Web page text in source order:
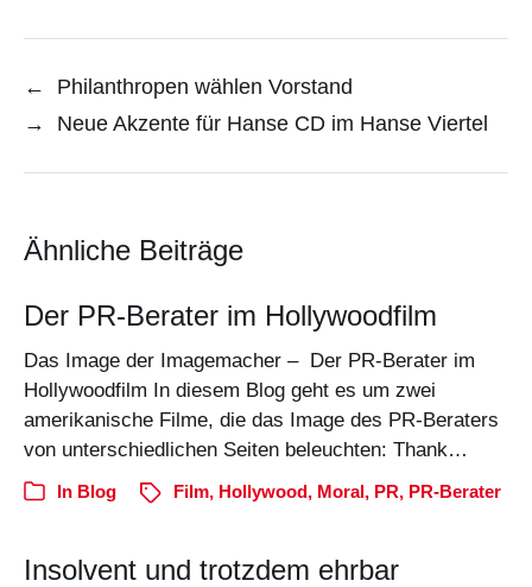
←
Philanthropen wählen Vorstand
→
Neue Akzente für Hanse CD im Hanse Viertel
Ähnliche Beiträge
Der PR-Berater im Hollywoodfilm
Das Image der Imagemacher – Der PR-Berater im
Hollywoodfilm In diesem Blog geht es um zwei
amerikanische Filme, die das Image des PR-Beraters
von unterschiedlichen Seiten beleuchten: Thank…
In Blog Film, Hollywood, Moral, PR, PR-Berater
Insolvent und trotzdem ehrbar